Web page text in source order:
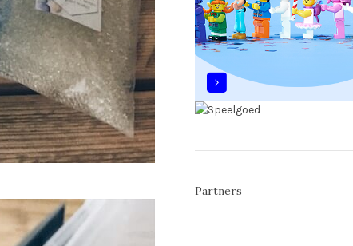
Partners